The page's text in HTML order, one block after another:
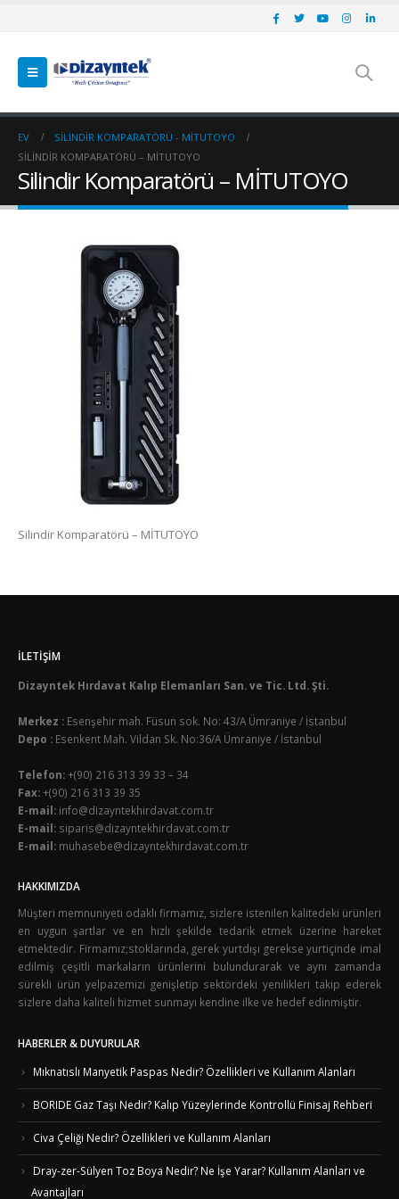
EV
SILINDIR KOMPARATÖRÜ - MİTUTOYO
SILINDIR KOMPARATÖRÜ – MİTUTOYO
Silindir Komparatörü – MİTUTOYO
Silindir Komparatörü – MİTUTOYO
İLETIŞIM
Dizayntek Hırdavat Kalıp Elemanları San. ve Tic. Ltd. Şti.
Merkez : Esenşehir mah. Füsun sok. No: 43/A Ümraniye / İstanbul
Depo : Esenkent Mah. Vildan Sk. No:36/A Ümraniye / İstanbul
Telefon:+(90) 216 313 39 33 – 34
Fax:+(90) 216 313 39 35
E-mail: info@dizayntekhirdavat.com.tr
E-mail: siparis@dizayntekhirdavat.com.tr
E-mail: muhasebe@dizayntekhirdavat.com.tr
HAKKIMIZDA
Müşteri memnuniyeti odaklı firmamız, sizlere istenilen kalitedeki ürünleri
en uygun şartlar ve en hızlı şekilde tedarik etmek üzerine hareket
etmektedir. Firmamız;stoklarında, gerek yurtdışı gerekse yurtiçinde imal
edilmiş çeşitli markaların ürünlerini bulundurarak ve aynı zamanda
sürekli ürün yelpazemizi genişletip sektördeki yenilikleri takip ederek
sizlere daha kaliteli hizmet sunmayı kendine ilke ve hedef edinmiştir.
HABERLER & DUYURULAR
Mıknatıslı Manyetik Paspas Nedir? Özellikleri ve Kullanım Alanları
BORIDE Gaz Taşı Nedir? Kalıp Yüzeylerinde Kontrollü Finisaj Rehberi
Civa Çeliği Nedir? Özellikleri ve Kullanım Alanları
Dray-zer-Sülyen Toz Boya Nedir? Ne İşe Yarar? Kullanım Alanları ve
Avantajları